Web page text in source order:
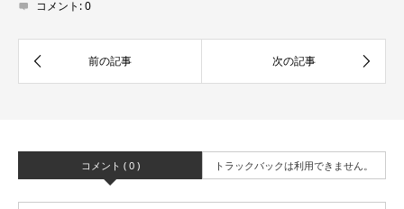
コメント:0
コメント ( 0 ) トラックバックは利用できません。